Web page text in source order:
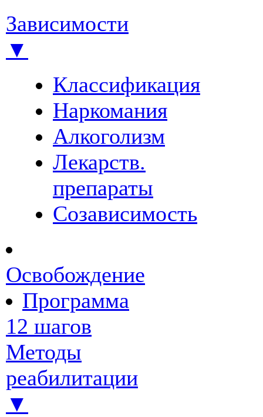
Зависимости
▼
Классификация
Наркомания
Алкоголизм
Лекарств.
препараты
Созависимость
Освобождение
Программа
12 шагов
Методы
реабилитации
▼